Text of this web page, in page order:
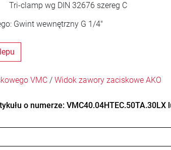
Tri-clamp wg DIN 32676 szereg C
Gwint wewnętrzny G 1/4"
VMC/ Widok zawory zaciskowe AKO
o numerze: VMC40.04HTEC.50TA.30LX